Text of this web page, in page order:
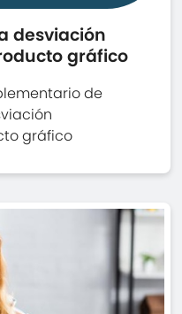
desviación
gráfico
de
gráfico